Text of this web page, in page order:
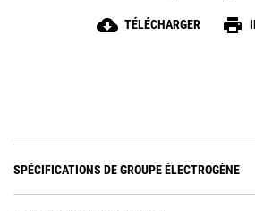
cloud_download TÉLÉCHARGER print
SPÉCIFICATIONS DE GROUPE ÉLECTROGÈNE